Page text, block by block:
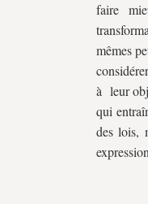
faire
mêmes
à leur
qui
des lois,